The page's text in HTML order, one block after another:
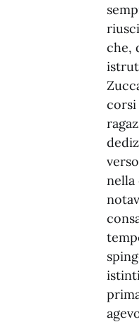
che,
corsi
nella